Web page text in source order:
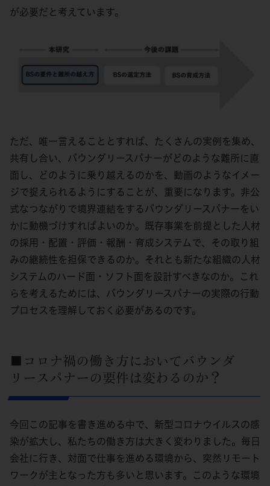
が必要だと考えています。
ただ、唯一言えることとすれば、たくさんの実例を集め、
共有し合い、バウンダリースパナーがどのような難所に直
面し、どのように乗り越えるのかを、動画のようなイメー
ジで捉えられるようにすることが、重要になります。非公
式なつながりで境界連結をするバウンダリースパナーをい
かに動機づけすればよいのか。既存事業を前提とした人材
の採用・配置・評価・報酬・育成システムで、その取り組
みの継続性を担保できるのか。それとも新たな組織の人材
システムのハード面・ソフト面を設計すべきなのか。これ
らを考えるためには、バウンダリースパナーの実際の行動
プロセスを理解しておく必要があるのです。
■コロナ禍の働き方においてバウンダ
リースパナーの要件は変わるのか？
今回この記事を書き進める中で、新型コロナウイルスの感
染が拡大し、私たちの働き方は大きく変わりました。毎日
会社に行き、対面で仕事を進める環境から、突然リモート
ワークが主となった方も多いと思います。このような環境